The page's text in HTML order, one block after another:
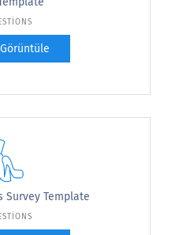
Survey Template